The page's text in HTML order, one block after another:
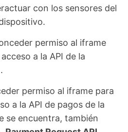
con los sensores del
permiso al iframe
a la API de la
permiso al iframe para
a la API de pagos de la
se encuentra, también